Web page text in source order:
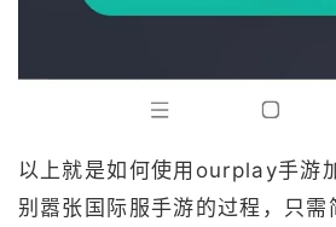
以上就是如何使用ourplay手游
别嚣张国际服手游的过程，只